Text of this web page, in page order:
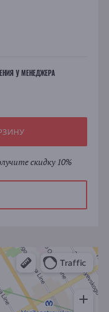
У МЕНЕДЖЕРА
скидку 10%